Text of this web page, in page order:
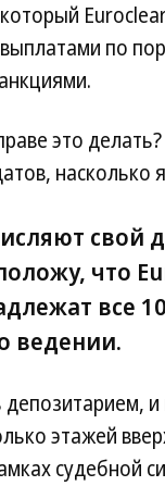
по
это
насколько
свой
что
все
ведении.
депозитарием,
этажей
судебной